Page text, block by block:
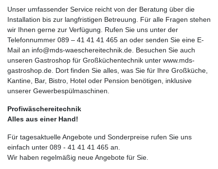
Unser umfassender Service reicht von der Beratung über die
Installation bis zur langfristigen Betreuung. Für alle Fragen stehen
wir Ihnen gerne zur Verfügung. Rufen Sie uns unter der
Telefonnummer 089 – 41 41 41 465 an oder senden Sie eine E-
Mail an info@mds-waeschereitechnik.de. Besuchen Sie auch
unseren Gastroshop für Großküchentechnik unter www.mds-
gastroshop.de. Dort finden Sie alles, was Sie für Ihre Großküche,
Kantine, Bar, Bistro, Hotel oder Pension benötigen, inklusive
unserer Gewerbespülmaschinen.
Profiwäschereitechnik
Alles aus einer Hand!
Für tagesaktuelle Angebote und Sonderpreise rufen Sie uns
einfach unter 089 - 41 41 41 465 an.
Wir haben regelmäßig neue Angebote für Sie.